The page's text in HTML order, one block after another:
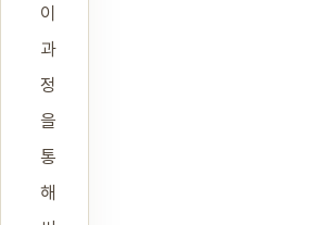
이
과
정
을
통
해